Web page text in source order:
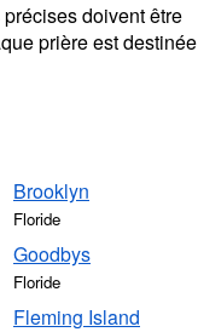
doivent être
prière est destinée
Brooklyn
Floride
Goodbys
Floride
Fleming Island